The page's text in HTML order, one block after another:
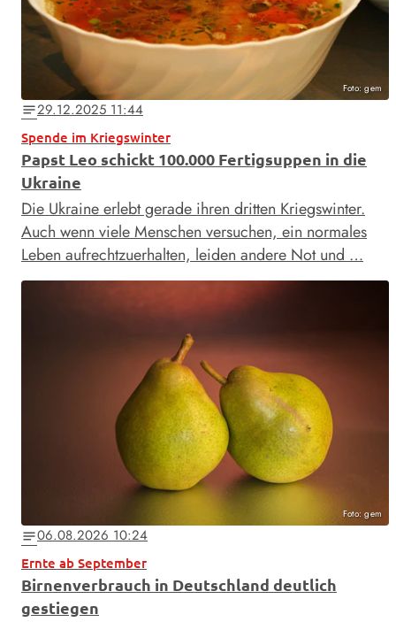
Foto: gem
notes29.12.2025 11:44
Spende im Kriegswinter
Papst Leo schickt 100.000 Fertigsuppen in die
Ukraine
Die Ukraine erlebt gerade ihren dritten Kriegswinter.
Auch wenn viele Menschen versuchen, ein normales
Leben aufrechtzuerhalten, leiden andere Not und …
Foto: gem
notes06.08.2026 10:24
Ernte ab September
Birnenverbrauch in Deutschland deutlich
gestiegen